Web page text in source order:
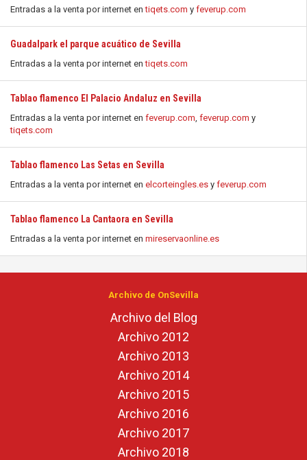
Entradas a la venta por internet entiqets.com y feverup.com
Guadalpark el parque acuático de Sevilla
Entradas a la venta por internet entiqets.com
Tablao flamenco El Palacio Andaluz en Sevilla
Entradas a la venta por internet en feverup.com, feverup.com y
tiqets.com
Tablao flamenco Las Setas en Sevilla
Entradas a la venta por internet en elcorteingles.es y feverup.com
Tablao flamenco La Cantaora en Sevilla
Entradas a la venta por internet en mireservaonline.es
Archivo de OnSevilla
Archivo del Blog
Archivo 2012
Archivo 2013
Archivo 2014
Archivo 2015
Archivo 2016
Archivo 2017
Archivo 2018